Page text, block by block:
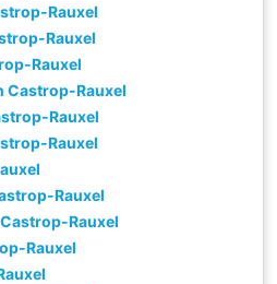
Rauxel
Rauxel
Rauxel
Castrop-Rauxel
Rauxel
Rauxel
Rauxel
Rauxel
Rauxel